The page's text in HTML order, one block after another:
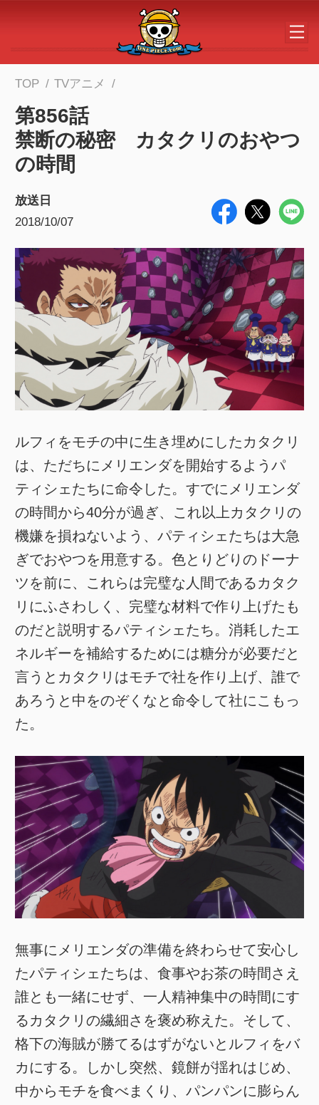
メインコンテンツへスキップする
TOP TVアニメ
第856話
禁断の秘密 カタクリのおやつ
の時間
放送日
2018/10/07
ルフィをモチの中に生き埋めにしたカタクリ
は、ただちにメリエンダを開始するようパ
ティシェたちに命令した。すでにメリエンダ
の時間から40分が過ぎ、これ以上カタクリの
機嫌を損ねないよう、パティシェたちは大急
ぎでおやつを用意する。色とりどりのドーナ
ツを前に、これらは完璧な人間であるカタク
リにふさわしく、完璧な材料で作り上げたも
のだと説明するパティシェたち。消耗したエ
ネルギーを補給するためには糖分が必要だと
言うとカタクリはモチで社を作り上げ、誰で
あろうと中をのぞくなと命令して社にこもっ
た。
無事にメリエンダの準備を終わらせて安心し
たパティシェたちは、食事やお茶の時間さえ
誰とも一緒にせず、一人精神集中の時間にす
るカタクリの繊細さを褒め称えた。そして、
格下の海賊が勝てるはずがないとルフィをバ
カにする。しかし突然、鏡餅が揺れはじめ、
中からモチを食べまくり、パンパンに膨らん